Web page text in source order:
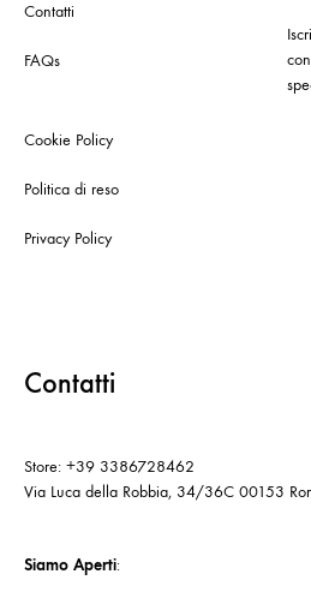
Contatti
FAQs
Cookie Policy
Politica di reso
Privacy Policy
Contatti
Store: +39 3386728462
Via Luca della Robbia, 34/36C 00153
Siamo Aperti: